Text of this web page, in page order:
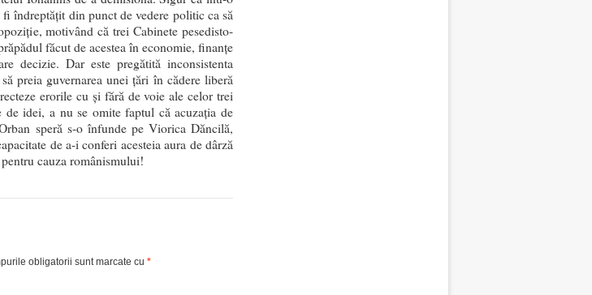
îndreptățit din punct de vedere politic ca să
motivând că trei Cabinete pesedisto-
făcut de acestea în economie, finanțe
decizie. Dar este pregătită inconsistenta
preia guvernarea unei țări în cădere liberă
erorile cu și fără de voie ale celor trei
idei, a nu se omite faptul că acuzația de
speră s-o înfunde pe Viorica Dăncilă,
de a-i conferi acesteia aura de dârză
cauza românismului!
obligatorii sunt marcate cu *